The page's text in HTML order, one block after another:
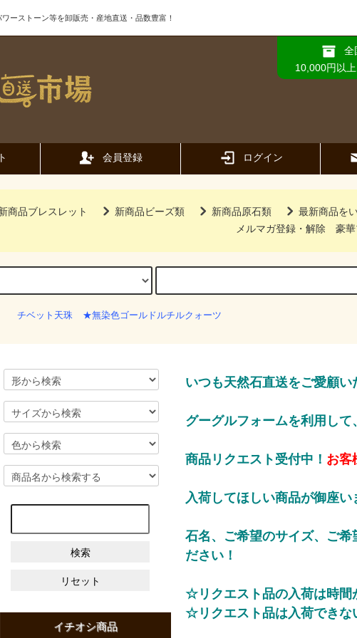
ーストーン等を卸販売・産地直送・品数豊富！
全
10,000円以
会員登録 ログイン
商品ブレスレット 新商品ビーズ類 新商品原石類
最新商品を
メルマガ登録・解除
豪
チベット天珠 ★無染色ゴールドルチルクォーツ
いつも天然石直送をご愛顧い
グーグルフォームを利用して
商品リクエスト受付中！ お客
入荷してほしい商品が御座
石名、ご希望のサイズ、ご
ださい！
☆リクエスト品の入荷は時間
☆リクエスト品は入荷できな
イチオシ商品